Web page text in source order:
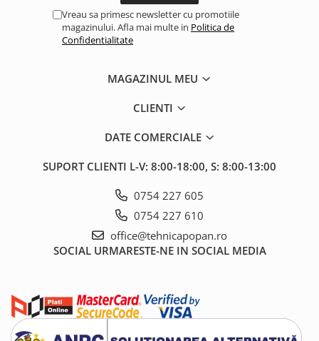
Gunoi Grajd
2.2.1. Administrare Dejectii
2.2.2. Administrare gunoi grajd
2.3.2. Irigare
2.4.2. Piese Greble
2.4.4. Combine
Vreau sa primesc newsletter cu promotiile
magazinului. Afla mai multe in Politica de
Confidentialitate
MAGAZINUL MEU
CLIENTI
DATE COMERCIALE
SUPORT CLIENTI L-V: 8:00-18:00, S: 8:00-13:00
0754 227 605
0754 227 610
office@tehnicapopan.ro
SOCIAL URMARESTE-NE IN SOCIAL MEDIA